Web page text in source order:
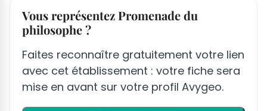
Vous représentez Promenade du
philosophe ?
Faites reconnaître gratuitement votre lien
avec cet établissement : votre fiche sera
mise en avant sur votre profil Avygeo.